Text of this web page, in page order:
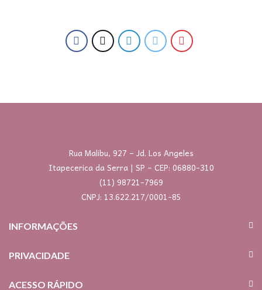
Rua Malibu, 927 – Jd. Los Angeles
Itapecerica da Serra | SP – CEP: 06880-310
(11) 98721-7969
CNPJ: 13.622.217/0001-85
INFORMAÇÕES
PRIVACIDADE
ACESSO RÁPIDO